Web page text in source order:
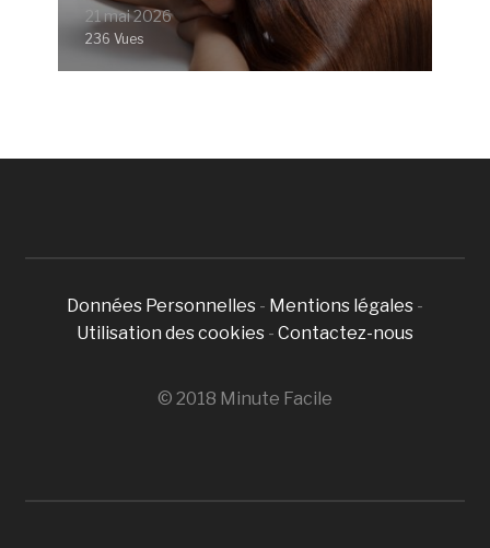
21 mai 2026
236 Vues
Données Personnelles - Mentions légales -
Utilisation des cookies - Contactez-nous
© 2018 Minute Facile